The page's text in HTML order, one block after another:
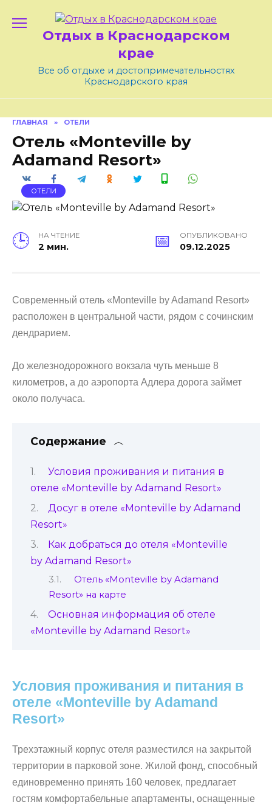
Отдых в Краснодарском
крае
Все об отдыхе и достопримечательностях
Краснодарского края
ГЛАВНАЯ » ОТЕЛИ
Отель «Monteville by
Adamand Resort»
ОТЕЛИ
НА ЧТЕНИЕ
2 мин.
ОПУБЛИКОВАНО
09.12.2025
Современный отель «Monteville by Adamand Resort»
расположен в центральной части, рядом с сочинским
дендрарием.
До железнодорожного вокзала чуть меньше 8
километров, а до аэропорта Адлера дорога займет
около получаса.
Содержание
Условия проживания и питания в
отеле «Monteville by Adamand Resort»
Досуг в отеле «Monteville by Adamand
Resort»
Как добраться до отеля «Monteville
by Adamand Resort»
Отель «Monteville by Adamand
Resort» на карте
Основная информация об отеле
«Monteville by Adamand Resort»
Условия проживания и питания в
отеле «Monteville by Adamand
Resort»
Трехэтажный корпус отеля разместился на закрытой
территории в парковой зоне. Жилой фонд, способный
единовременно принять 160 человек, предлагает
гостям комфортабельные апартаменты, оснащенные